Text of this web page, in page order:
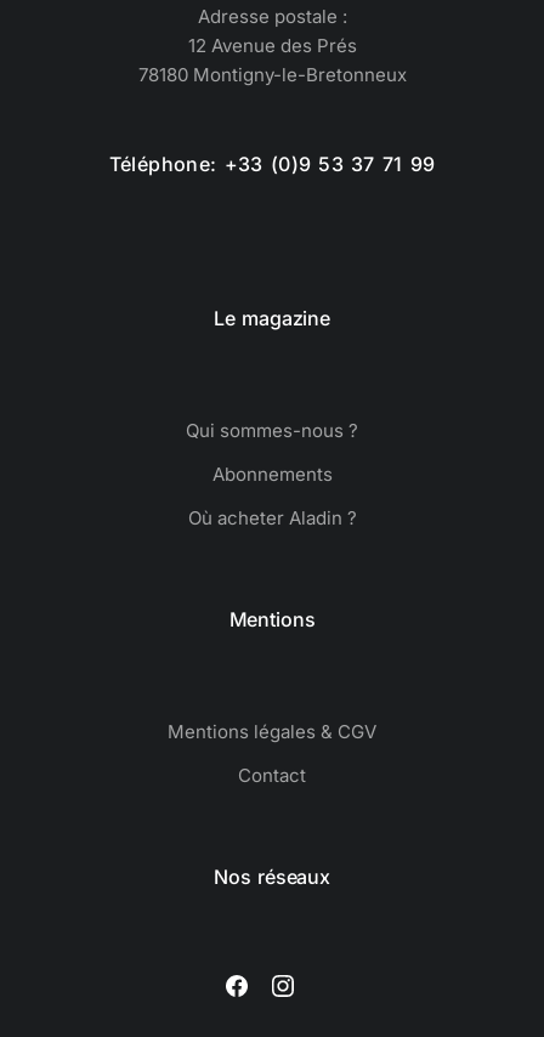
Adresse postale :
12 Avenue des Prés
78180 Montigny-le-Bretonneux
Téléphone: +33 (0)9 53 37 71 99
Le magazine
Qui sommes-nous ?
Abonnements
Où acheter Aladin ?
Mentions
Mentions légales & CGV
Contact
Nos réseaux